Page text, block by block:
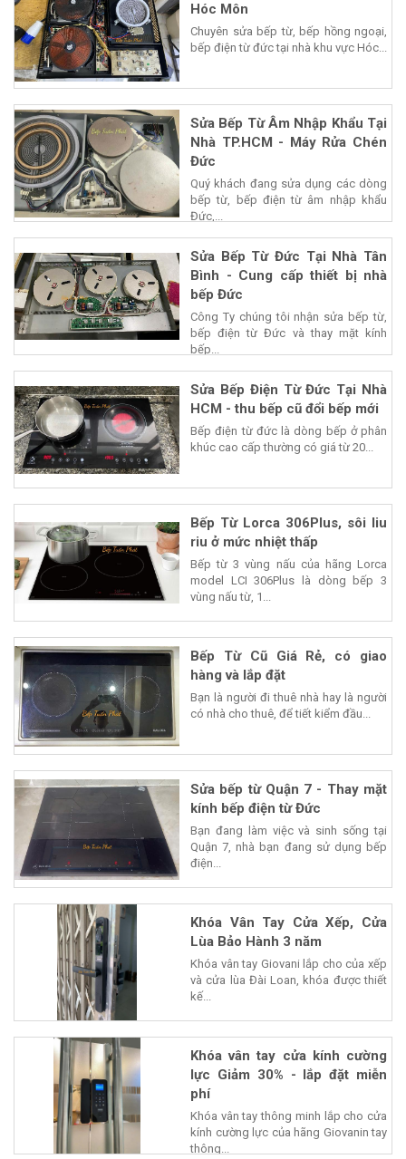
Hóc Môn
Chuyên sửa bếp từ, bếp hồng ngoại,
bếp điện từ đức tại nhà khu vực Hóc...
Sửa Bếp Từ Âm Nhập Khẩu Tại
Nhà TP.HCM - Máy Rửa Chén
Đức
Quý khách đang sửa dụng các dòng
bếp từ, bếp điện từ âm nhập khẩu
Đức,...
Sửa Bếp Từ Đức Tại Nhà Tân
Bình - Cung cấp thiết bị nhà
bếp Đức
Công Ty chúng tôi nhận sửa bếp từ,
bếp điện từ Đức và thay mặt kính
bếp...
Sửa Bếp Điện Từ Đức Tại Nhà
HCM - thu bếp cũ đổi bếp mới
Bếp điện từ đức là dòng bếp ở phân
khúc cao cấp thường có giá từ 20...
Bếp Từ Lorca 306Plus, sôi liu
riu ở mức nhiệt thấp
Bếp từ 3 vùng nấu của hãng Lorca
model LCI 306Plus là dòng bếp 3
vùng nấu từ, 1...
Bếp Từ Cũ Giá Rẻ, có giao
hàng và lắp đặt
Bạn là người đi thuê nhà hay là người
có nhà cho thuê, để tiết kiểm đầu...
Sửa bếp từ Quận 7 - Thay mặt
kính bếp điện từ Đức
Bạn đang làm việc và sinh sống tại
Quận 7, nhà bạn đang sử dụng bếp
điện...
Khóa Vân Tay Cửa Xếp, Cửa
Lùa Bảo Hành 3 năm
Khóa vân tay Giovani lắp cho của xếp
và cửa lùa Đài Loan, khóa được thiết
kế...
Khóa vân tay cửa kính cường
lực Giảm 30% - lắp đặt miễn
phí
Khóa vân tay thông minh lắp cho cửa
kính cường lực của hãng Giovanin tay
thông...